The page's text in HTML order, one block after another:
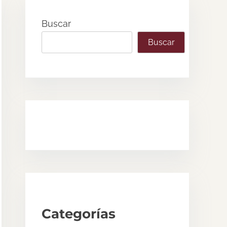
Buscar
Buscar
Categorías